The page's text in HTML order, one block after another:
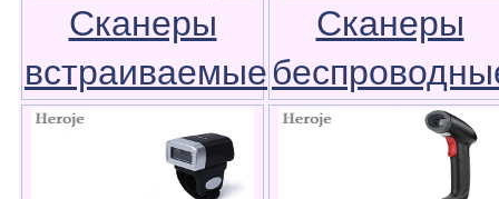
Сканеры
встраиваемые
Сканеры